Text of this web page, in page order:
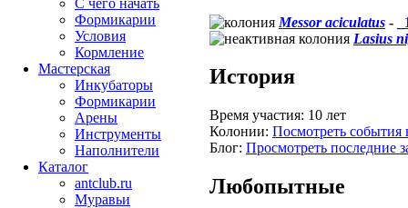
Messor aciculatus -
Lasius
История
Время участия: 10 лет
Колонии: Посмотреть события
Блог: Просмотреть последние
Любопытные
С чего начать
Формикарии
Условия
Кормление
Мастерская
Инкубаторы
Формикарии
Арены
Инструменты
Наполнители
Каталог
antclub.ru
Муравьи